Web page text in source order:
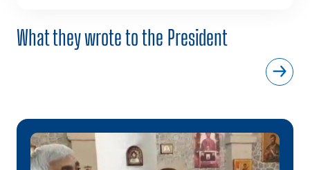
What they wrote to the President